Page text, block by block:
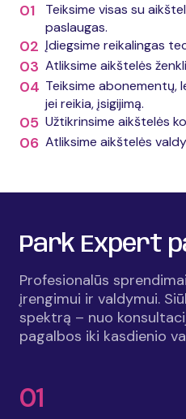
01
Teiksime visas su
paslaugas.
02 Įdiegsime reikalingas
03 Atliksime aikštelės
04 Teiksime abonementų,
jei reikia, įsigijimą.
05 Užtikrinsime aikštelės
06 Atliksime aikštelės
Park Expert
Profesionalūs
įrengimui ir valdymui.
spektrą – nuo
pagalbos iki kasdienio
01